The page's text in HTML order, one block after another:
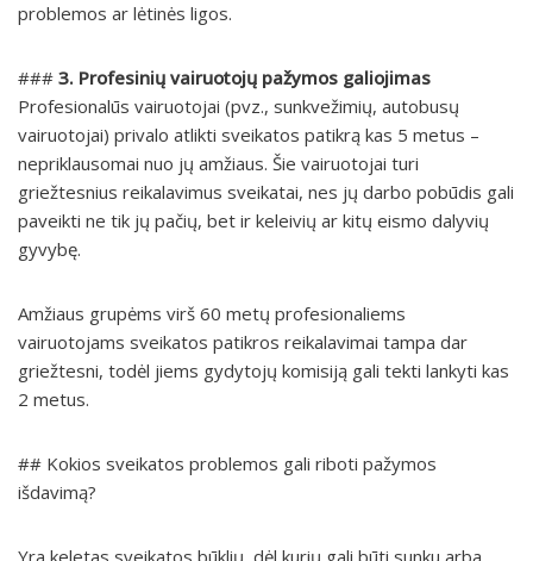
problemos ar lėtinės ligos.
### 3. Profesinių vairuotojų pažymos galiojimas
Profesionalūs vairuotojai (pvz., sunkvežimių, autobusų
vairuotojai) privalo atlikti sveikatos patikrą kas 5 metus –
nepriklausomai nuo jų amžiaus. Šie vairuotojai turi
griežtesnius reikalavimus sveikatai, nes jų darbo pobūdis gali
paveikti ne tik jų pačių, bet ir keleivių ar kitų eismo dalyvių
gyvybę.
Amžiaus grupėms virš 60 metų profesionaliems
vairuotojams sveikatos patikros reikalavimai tampa dar
griežtesni, todėl jiems gydytojų komisiją gali tekti lankyti kas
2 metus.
## Kokios sveikatos problemos gali riboti pažymos
išdavimą?
Yra keletas sveikatos būklių, dėl kurių gali būti sunku arba